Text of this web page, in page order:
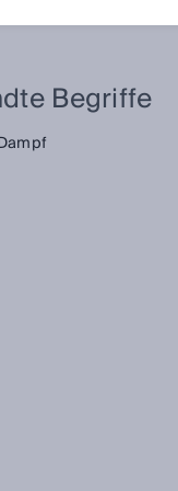
Begriffe